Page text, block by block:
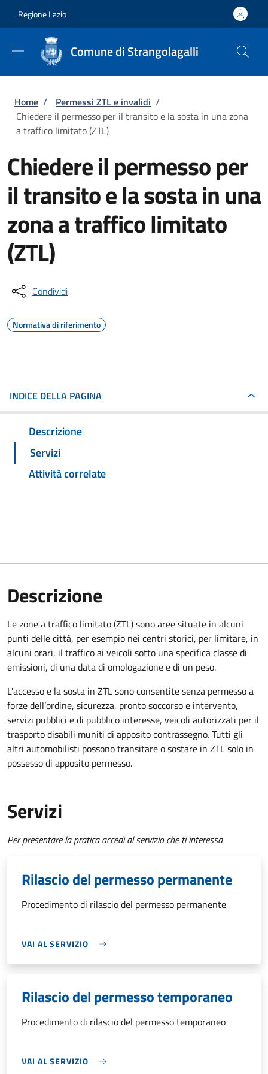
Regione Lazio
Comune di Strangolagalli
Briciole di pane
Home / Permessi ZTL e invalidi /
Chiedere il permesso per il transito e la sosta in una zona
a traffico limitato (ZTL)
Chiedere il permesso per
il transito e la sosta in una
zona a traffico limitato
(ZTL)
Condividi
Normativa di riferimento
INDICE DELLA PAGINA
Descrizione
Servizi
Attività correlate
Descrizione
Le zone a traffico limitato (ZTL) sono aree situate in alcuni
punti delle città, per esempio nei centri storici, per limitare, in
alcuni orari, il traffico ai veicoli sotto una specifica classe di
emissioni, di una data di omologazione e di un peso.
L'accesso e la sosta in ZTL sono consentite senza permesso a
forze dell’ordine, sicurezza, pronto soccorso e intervento,
servizi pubblici e di pubblico interesse, veicoli autorizzati per il
trasporto disabili muniti di apposito contrassegno. Tutti gli
altri automobilisti possono transitare o sostare in ZTL solo in
possesso di apposito permesso.
Servizi
Per presentare la pratica accedi al servizio che ti interessa
Rilascio del permesso permanente
Procedimento di rilascio del permesso permanente
VAI AL SERVIZIO
Rilascio del permesso temporaneo
Procedimento di rilascio del permesso temporaneo
VAI AL SERVIZIO